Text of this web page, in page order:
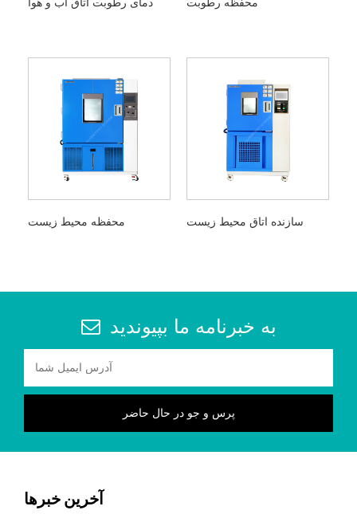
محفظه محیط زیست سازنده اتاق محیط زیست
به خبرنامه ما بپیوندید
آخرین خبرها